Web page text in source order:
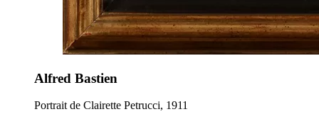
Alfred Bastien
Portrait de Clairette Petrucci, 1911